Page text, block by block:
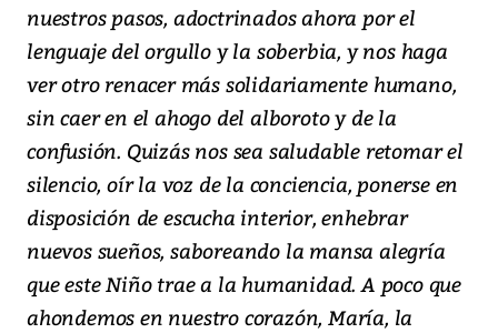
nuestros pasos, adoctrinados ahora por el
lenguaje del orgullo y la soberbia, y nos haga
ver otro renacer más solidariamente humano,
sin caer en el ahogo del alboroto y de la
confusión. Quizás nos sea saludable retomar el
silencio, oír la voz de la conciencia, ponerse en
disposición de escucha interior, enhebrar
nuevos sueños, saboreando la mansa alegría
que este Niño trae a la humanidad. A poco que
ahondemos en nuestro corazón, María, la